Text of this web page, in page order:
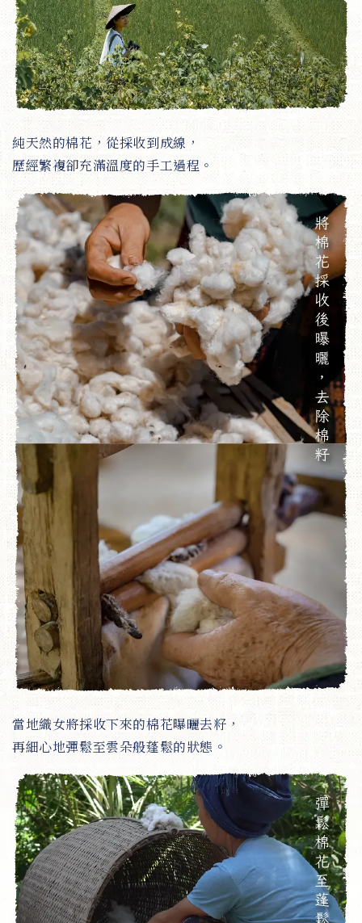
純天然的棉花，從採收到成線，
歷經繁複卻充滿溫度的手工過程。
當地織女將採收下來的棉花曝曬去籽，
再細心地彈鬆至雲朵般蓬鬆的狀態。